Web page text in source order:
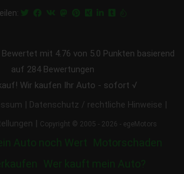
Bewertet mit 4.76 von 5.0 Punkten basierend
auf 284Bewertungen
Wir kaufen Ihr Auto - sofort √
Datenschutz / rechtliche Hinweise
Copyright © 2005 - 2026 - egeMotors
Auto noch Wert Motorschaden
Wer kauft mein Auto?